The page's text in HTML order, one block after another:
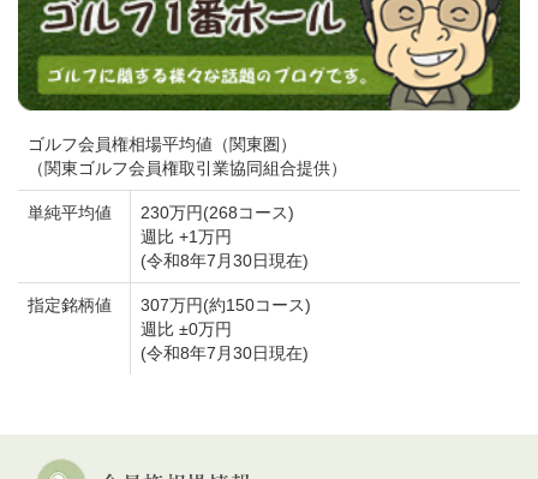
ゴルフ会員権相場平均値（関東圏）
（関東ゴルフ会員権取引業協同組合提供）
単純平均値
230万円(268コース)
週比 +1万円
(令和8年7月30日現在)
指定銘柄値
307万円(約150コース)
週比 ±0万円
(令和8年7月30日現在)